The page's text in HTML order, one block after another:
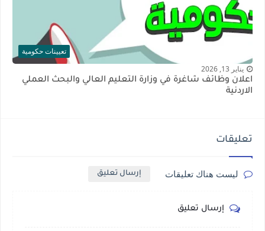
تعيينات حكومية
يناير 13, 2026
اعلان وظائف شاغرة في وزارة التعليم العالي والبحث العملي
الاردنية
تعليقات
ليست هناك تعليقات إرسال تعليق
إرسال تعليق